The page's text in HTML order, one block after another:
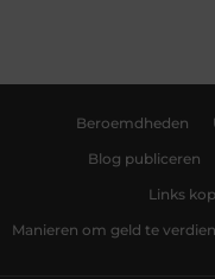
Beroemdheden
Blog publiceren
Links
Manieren om geld te